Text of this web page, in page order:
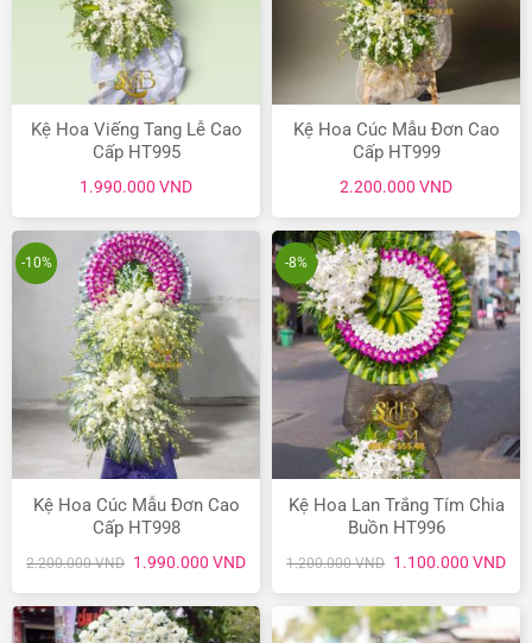
Kệ Hoa Viếng Tang Lễ Cao
Cấp HT995
1.990.000 VND
Kệ Hoa Cúc Mẫu Đơn Cao
Cấp HT999
2.200.000 VND
-10%
Kệ Hoa Cúc Mẫu Đơn Cao
Cấp HT998
2.200.000VND Giá
là:
2.200.000 VND.
1.990.000 VNDGiá
tại
là:
1.990.000 VND.
-8%
Kệ Hoa Lan Trắng Tím Chia
Buồn HT996
1.200.000VND Giá
là:
1.200.000 VND.
1.100.000 VNDGiá
tại